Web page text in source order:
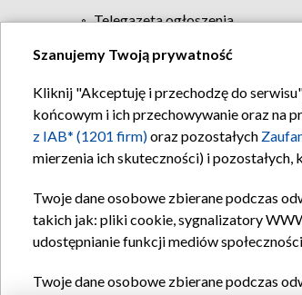
Telegazeta ogłoszenia
Szanujemy Twoją prywatność
Kliknij "Akceptuję i przechodzę do
końcowym i ich przechowywanie oraz na
z IAB* (1201 firm)oraz pozostałych
mierzenia ich skuteczności) i
Twoje dane osobowe zbierane podczas
takich jak: pliki cookie, sygnalizatory
udostępnianie funkcji mediów
Twoje dane osobowe zbierane podczas